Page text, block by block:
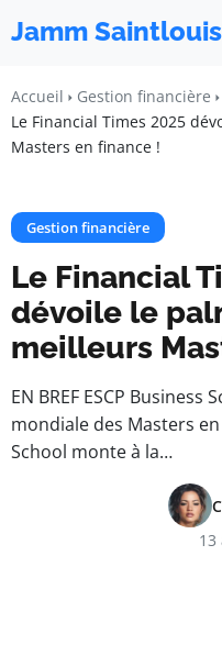
Jamm Saintlouis
Accueil
Gestion financière
Le Financial Times 2025
Masters en finance !
Gestion financière
Le Financial
dévoile le
meilleurs
EN BREF ESCP Business
mondiale des Masters
School monte à la…
13